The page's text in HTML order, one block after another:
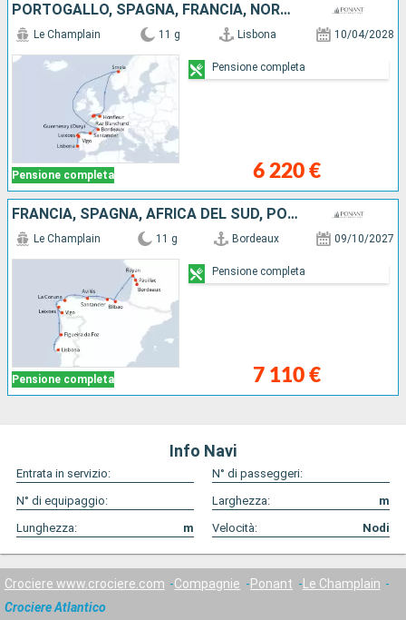
PORTOGALLO, SPAGNA, FRANCIA, NORVEGIA, REGNO UNITO
Pensione completa
Le Champlain 11 g Lisbona 10/04/2028
6 220 €
Pensione completa
FRANCIA, SPAGNA, AFRICA DEL SUD, PORTOGALLO
Pensione completa
Le Champlain 11 g Bordeaux 09/10/2027
7 110 €
Pensione completa
Info Navi
Entrata in servizio:
N° di passeggeri:
N° di equipaggio:
Larghezza:
m
Lunghezza:
m Velocità: Nodi
Crociere www.crociere.com Compagnie Ponant
Le Champlain
Crociere Atlantico